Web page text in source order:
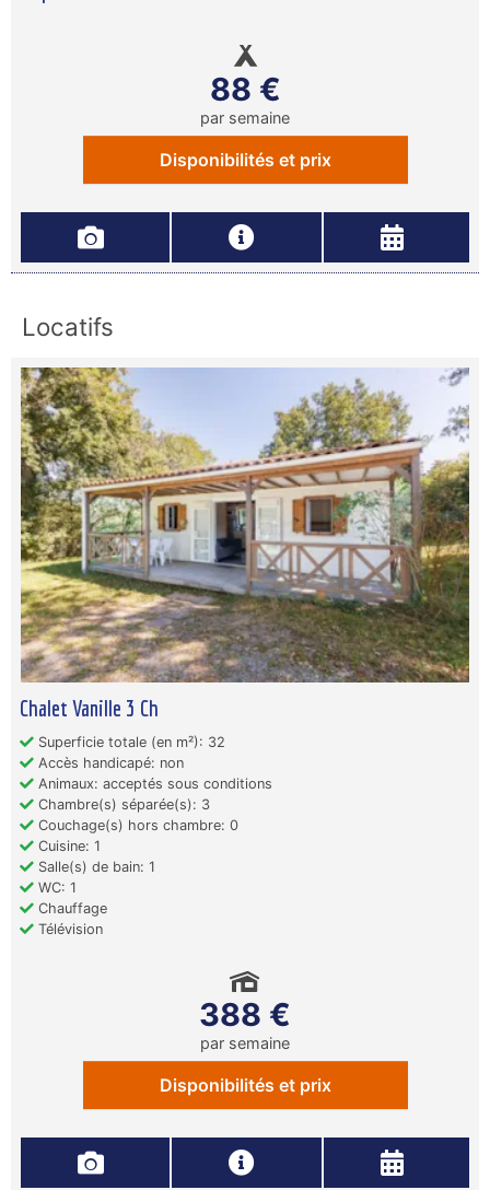
88 €
par semaine
Disponibilités et prix
Locatifs
Chalet Vanille 3 Ch
Superficie totale (en m²): 32
Accès handicapé: non
Animaux: acceptés sous conditions
Chambre(s) séparée(s): 3
Couchage(s) hors chambre: 0
Cuisine: 1
Salle(s) de bain: 1
WC: 1
Chauffage
Télévision
388 €
par semaine
Disponibilités et prix